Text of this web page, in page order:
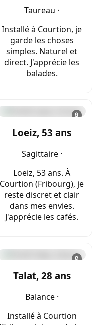
Taureau ·
Installé à Courtion, je
garde les choses
simples. Naturel et
direct. J'apprécie les
balades.
🔒
Loeiz, 53 ans
Sagittaire ·
Loeiz, 53 ans. À
Courtion (Fribourg), je
reste discret et clair
dans mes envies.
J'apprécie les cafés.
🔒
Talat, 28 ans
Balance ·
Installé à Courtion